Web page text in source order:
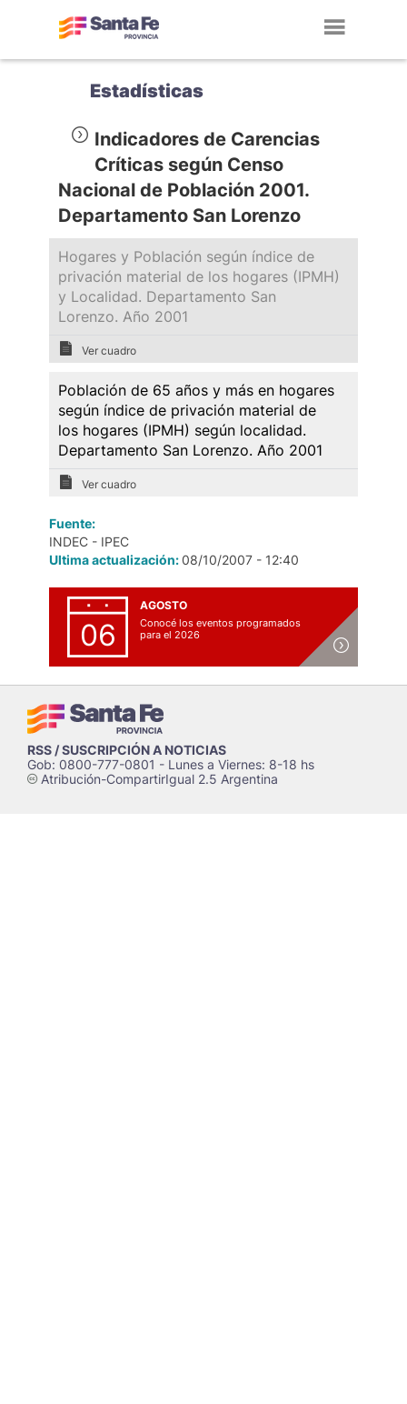
Estadísticas
Indicadores de Carencias
Críticas según Censo
Nacional de Población 2001.
Departamento San Lorenzo
Hogares y Población según índice de
privación material de los hogares (IPMH)
y Localidad. Departamento San
Lorenzo. Año 2001
Ver cuadro
Población de 65 años y más en hogares
según índice de privación material de
los hogares (IPMH) según localidad.
Departamento San Lorenzo. Año 2001
Ver cuadro
Fuente:
INDEC - IPEC
Ultima actualización:08/10/2007 - 12:40
06
AGOSTO
Conocé los eventos programados
para el 2026
RSS / SUSCRIPCIÓN A NOTICIAS
Gob: 0800-777-0801 - Lunes a Viernes: 8-18 hs
cAtribución-CompartirIgual 2.5 Argentina